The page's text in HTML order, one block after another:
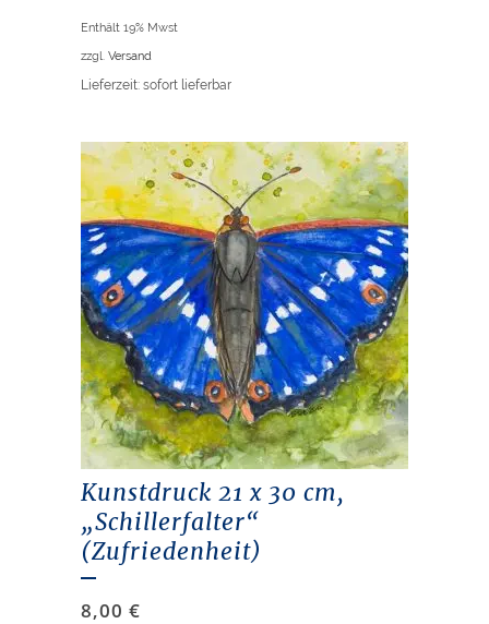
Enthält 19% Mwst
zzgl. Versand
Lieferzeit: sofort lieferbar
Kunstdruck 21 x 30 cm,
„Schillerfalter“
(Zufriedenheit)
8,00 €